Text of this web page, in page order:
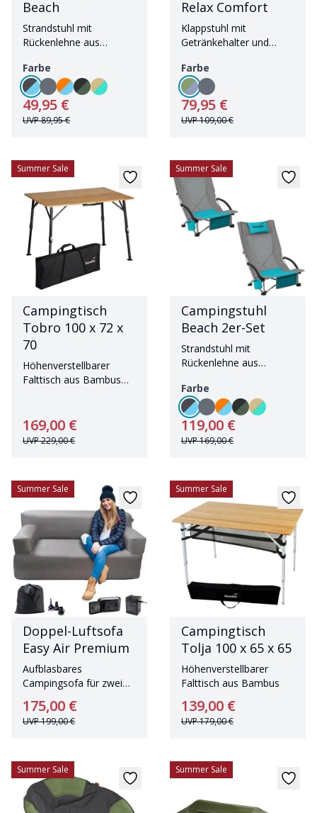
Beach
Strandstuhl mit
Rückenlehne aus
Farbe
49,95 €
UVP89,95 €
Relax Comfort
Klappstuhl mit
Getränkehalter und
Farbe
79,95 €
UVP109,00 €
Summer Sale
Campingtisch
Tobro 100 x 72 x
70
Höhenverstellbarer
Falttisch aus Bambus
169,00 €
UVP229,00 €
Summer Sale
Campingstuhl
Beach 2er-Set
Strandstuhl mit
Rückenlehne aus
Farbe
119,00 €
UVP169,00 €
Summer Sale
Doppel-Luftsofa
Easy Air Premium
Aufblasbares
Campingsofa für zwei
175,00 €
UVP199,00 €
Summer Sale
Campingtisch
Tolja 100 x 65 x 65
Höhenverstellbarer
Falttisch aus Bambus
139,00 €
UVP179,00 €
Summer Sale Summer Sale